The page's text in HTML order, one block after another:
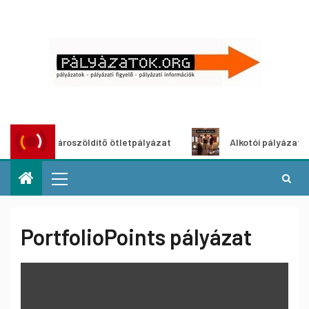
Városzöldítő ötletpályázat Alkotói pályázat
PortfolioPoints pályázat